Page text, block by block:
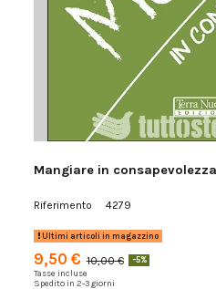
Mangiare in
Riferimento 4279
Ultimi articoli in magazzino
9,50 € 10,00 € -5%
Tasse incluse
Spedito in 2-3 giorni